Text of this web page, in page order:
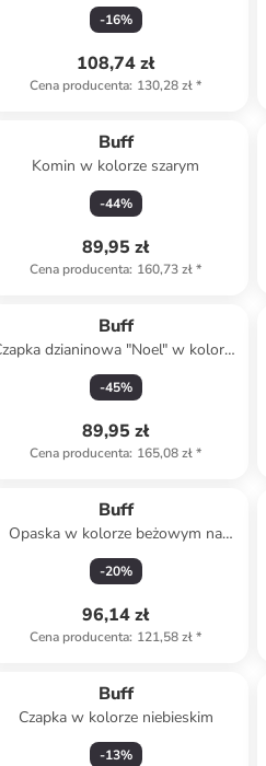
-16%
108,74 zł
Cena producenta: 130,28 zł*
Buff
Komin w kolorze szarym
-44%
89,95 zł
Cena producenta: 160,73 zł*
Buff
dzianinowa "Noel" w kolorze
kremowo-niebieskim
-45%
89,95 zł
Cena producenta: 165,08 zł*
Buff
Opaska w kolorze beżowym na
czoło
-20%
96,14 zł
Cena producenta: 121,58 zł*
Buff
Czapka w kolorze niebieskim
-13%